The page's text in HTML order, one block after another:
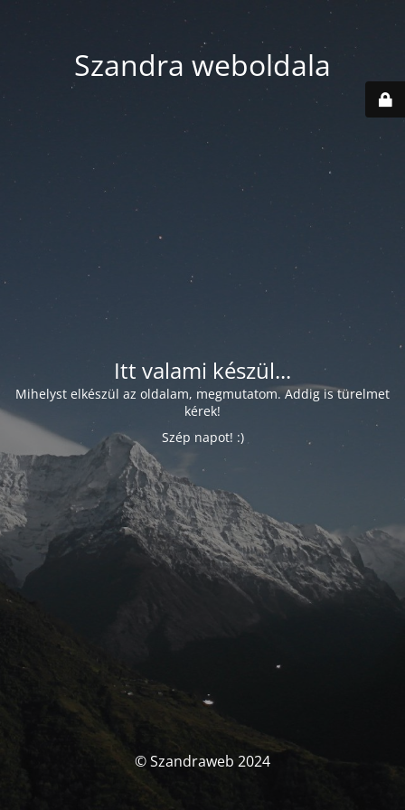
Szandra weboldala
Itt valami készül...
Mihelyst elkészül az oldalam, megmutatom. Addig is türelmet
kérek!
Szép napot! :)
© Szandraweb 2024